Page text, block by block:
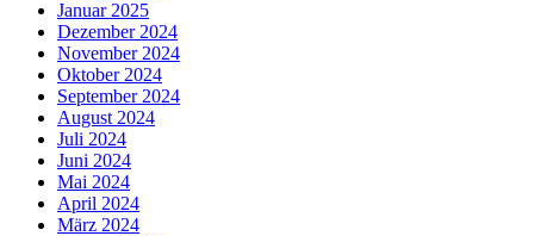
Januar 2025
Dezember 2024
November 2024
Oktober 2024
September 2024
August 2024
Juli 2024
Juni 2024
Mai 2024
April 2024
März 2024